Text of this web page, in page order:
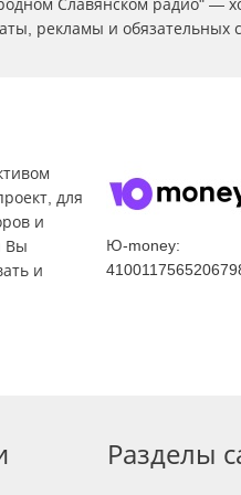
Славянском радио" —
рекламы и обязательных
для
и
Вы
и
Ю-money:
Разделы